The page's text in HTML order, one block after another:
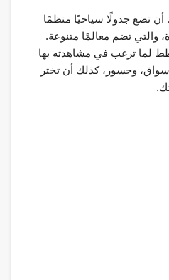
تضع جدولًا سياحيًا منظمًا
والتي تضم معالمًا متنوعة.
لما ترغب في مشاهدته بها
وجسور، كذلك أن تختر